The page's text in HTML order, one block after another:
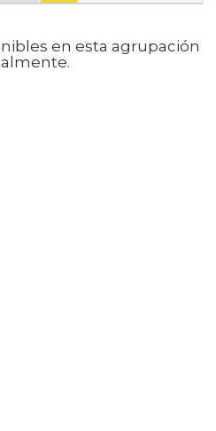
en esta agrupación